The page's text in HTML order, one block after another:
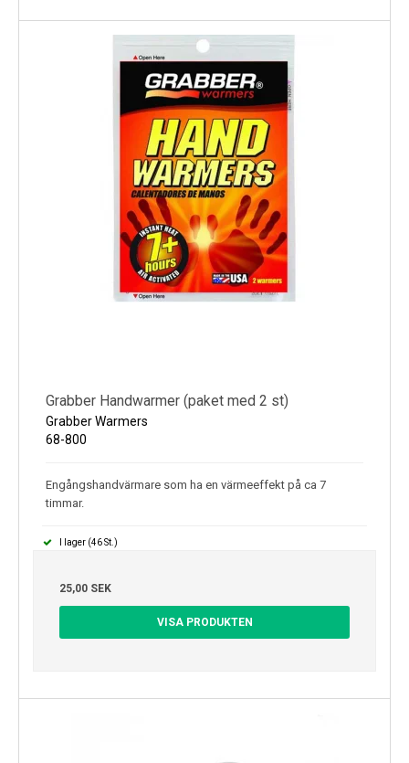
Grabber Handwarmer (paket med 2 st)
Grabber Warmers
68-800
Engångshandvärmare som ha en värmeeffekt på ca 7
timmar.
I lager (46 St.)
25,00 SEK
VISA PRODUKTEN